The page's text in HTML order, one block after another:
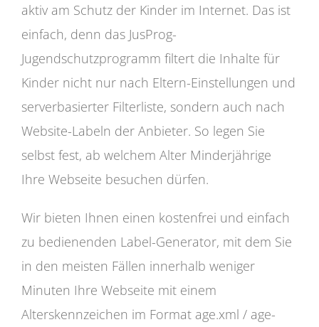
aktiv am Schutz der Kinder im Internet. Das ist
einfach, denn das JusProg-
Jugendschutzprogramm filtert die Inhalte für
Kinder nicht nur nach Eltern-Einstellungen und
serverbasierter Filterliste, sondern auch nach
Website-Labeln der Anbieter. So legen Sie
selbst fest, ab welchem Alter Minderjährige
Ihre Webseite besuchen dürfen.
Wir bieten Ihnen einen kostenfrei und einfach
zu bedienenden Label-Generator, mit dem Sie
in den meisten Fällen innerhalb weniger
Minuten Ihre Webseite mit einem
Alterskennzeichen im Format age.xml / age-